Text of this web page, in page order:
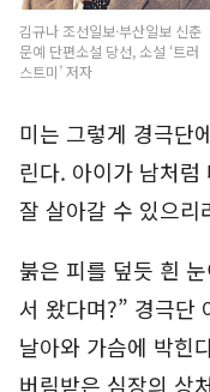
김규나 조선일보·부산일보 신춘
문예 단편소설 당선, 소설 ‘트러
스트미’ 저자
미는 그렇게 경극단
린다. 아이가 남처
잘 살아갈 수 있으리
붉은 피를 덮듯 흰
서 왔다며?” 경극단
날아와 가슴에 박힌
버림받은 심장의 상